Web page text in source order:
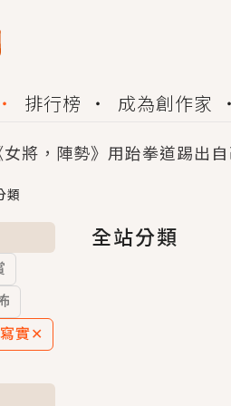
排行榜 成為創作家
將，陣勢》用跆拳道踢出
華文小說創作首選！有機會
｜《離婚你提的，二婚嫁大
檸檬與重疊世界》炎熱的夏
中毒》救命！特殊費洛蒙體
了｜《陰陽鬼店》上班族買
行員》每個人心中都有一
類
寫實✕
全站分類